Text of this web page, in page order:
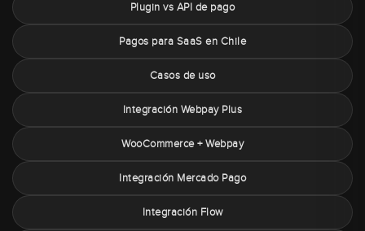
Plugin vs API de pago
Pagos para SaaS en Chile
Casos de uso
Integración Webpay Plus
WooCommerce + Webpay
Integración Mercado Pago
Integración Flow